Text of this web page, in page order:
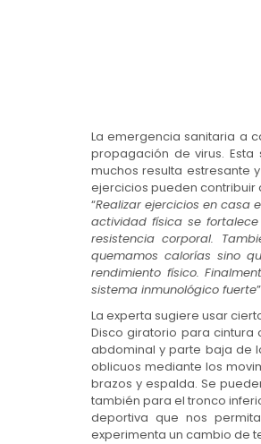
La emergencia sanitaria a
propagación de virus.
muchos resulta estresante
ejercicios pueden contribuir
“Realizar ejercicios en casa
actividad física se
resistencia corporal.
quemamos calorías sino
rendimiento físico.
sistema inmunológico fuerte
La experta sugiere usar
Disco giratorio para cintura
abdominal y parte baja de
oblicuos mediante los
brazos y espalda. Se
también para el tronco
deportiva que nos
experimenta un cambio de